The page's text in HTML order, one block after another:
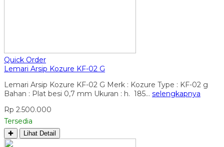
Quick Order
Lemari Arsip Kozure KF-02 G
Lemari Arsip Kozure KF-02 G Merk : Kozure Type : KF-02 g
Bahan : Plat besi 0,7 mm Ukuran : h. 185… selengkapnya
Rp 2.500.000
Tersedia
✚ Lihat Detail